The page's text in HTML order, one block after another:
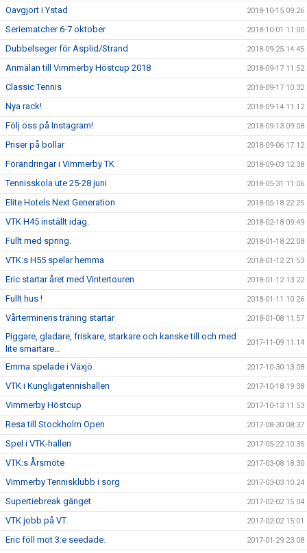
Oavgjort i Ystad 2018-10-15 09:26
Seriematcher 6-7 oktober 2018-10-01 11:00
Dubbelseger för Asplid/Strand 2018-09-25 14:45
Anmälan till Vimmerby Höstcup 2018 2018-09-17 11:52
Classic Tennis 2018-09-17 10:32
Nya rack! 2018-09-14 11:12
Följ oss på Instagram! 2018-09-13 09:08
Priser på bollar 2018-09-06 17:12
Förändringar i Vimmerby TK 2018-09-03 12:38
Tennisskola ute 25-28 juni 2018-05-31 11:06
Elite Hotels Next Generation 2018-05-18 22:25
VTK H45 inställt idag. 2018-02-18 09:49
Fullt med spring. 2018-01-18 22:08
VTK:s H55 spelar hemma 2018-01-12 21:53
Eric startar året med Vintertouren 2018-01-12 13:22
Fullt hus ! 2018-01-11 10:26
Vårterminens träning startar 2018-01-08 11:57
Piggare, gladare, friskare, starkare och kanske till och med
lite smartare…
2017-11-09 11:14
Emma spelade i Växjö 2017-10-30 13:08
VTK i Kungligatennishallen 2017-10-18 19:38
Vimmerby Höstcup 2017-10-13 11:53
Resa till Stockholm Open 2017-08-30 08:37
Spel i VTK-hallen 2017-05-22 10:35
VTK:s Årsmöte 2017-03-08 18:30
Vimmerby Tennisklubb i sorg 2017-03-03 10:24
Supertiebreak gänget 2017-02-02 15:04
VTK jobb på VT. 2017-02-02 15:01
Eric föll mot 3:e seedade. 2017-01-29 23:08